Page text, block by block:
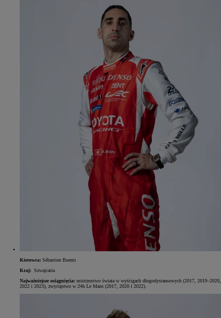
Kierowca: Sébastien Buemi
Kraj: Szwajcaria
Najważniejsze osiągnięcia: mistrzostwo świata w wyścigach długodystansowych (2017, 2019–2020,
2022 i 2023), zwycięstwo w 24h Le Mans (2017, 2020 i 2022).